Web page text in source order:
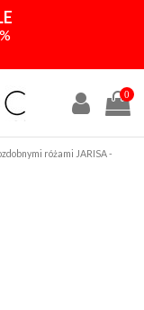
0
różami JARISA -